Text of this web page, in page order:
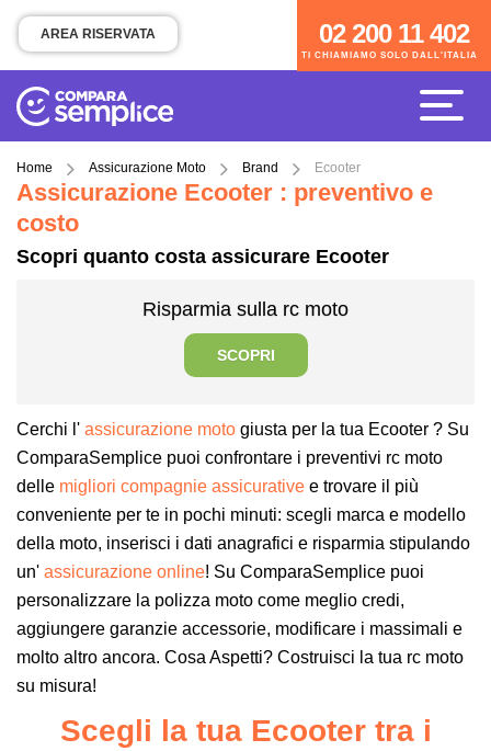
TI CHIAMIAMO SOLO DALL'ITALIA
02 200 11 402
AREA RISERVATA
Home Assicurazione Moto Brand Ecooter
Assicurazione Ecooter : preventivo e
costo
Scopri quanto costa assicurare Ecooter
Risparmia sulla rc moto
SCOPRI
Cerchi l' assicurazione moto giusta per la tua Ecooter ? Su
ComparaSemplice puoi confrontare i preventivi rc moto
delle migliori compagnie assicurative e trovare il più
conveniente per te in pochi minuti: scegli marca e modello
della moto, inserisci i dati anagrafici e risparmia stipulando
un' assicurazione online! Su ComparaSemplice puoi
personalizzare la polizza moto come meglio credi,
aggiungere garanzie accessorie, modificare i massimali e
molto altro ancora. Cosa Aspetti? Costruisci la tua rc moto
su misura!
Scegli la tua Ecooter tra i
02 200 11 402